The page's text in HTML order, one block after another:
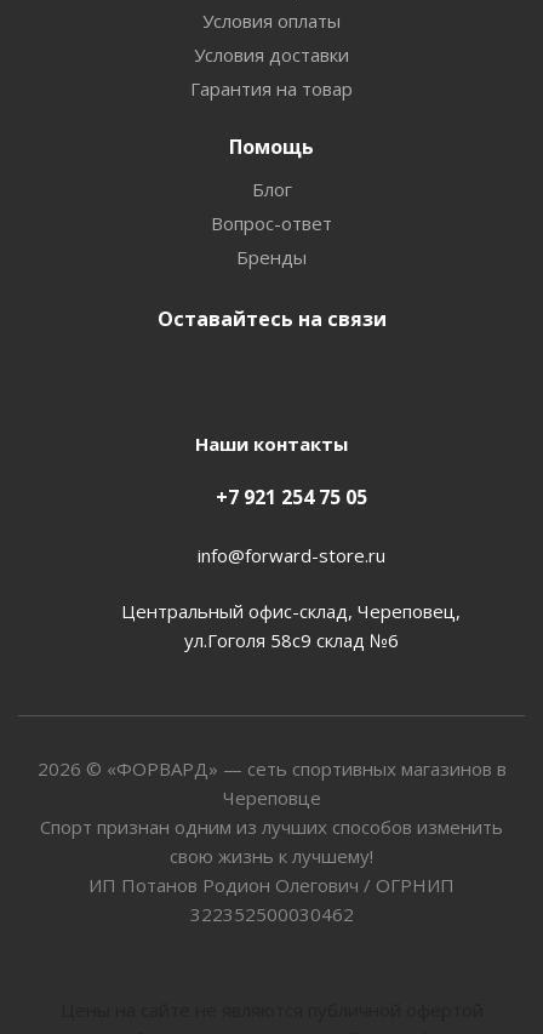
Условия оплаты
Условия доставки
Гарантия на товар
Помощь
Блог
Вопрос-ответ
Бренды
Оставайтесь на связи
Наши контакты
+7 921 254 75 05
info@forward-store.ru
Центральный офис-склад, Череповец,
ул.Гоголя 58с9 склад №6
2026 © «ФОРВАРД» — сеть спортивных магазинов в
Череповце
Спорт признан одним из лучших способов изменить
свою жизнь к лучшему!
ИП Потанов Родион Олегович / ОГРНИП
322352500030462